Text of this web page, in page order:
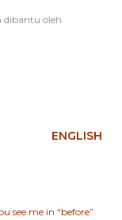
dibantu oleh
ENGLISH
see me in “before”